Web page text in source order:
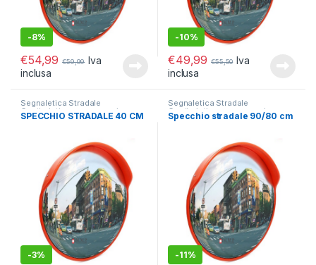
-8%
€54,99 €59,99 Iva
inclusa
-10%
€49,99 €55,50 Iva
inclusa
Segnaletica Stradale
Cantieristica e accessori,
Specchi Stradali
SPECCHIO STRADALE 40 CM
-3%
Segnaletica Stradale
Cantieristica e accessori,
Specchi Stradali
Specchio stradale 90/80 cm
-11%